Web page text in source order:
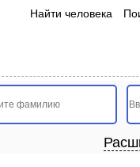
Найти человека